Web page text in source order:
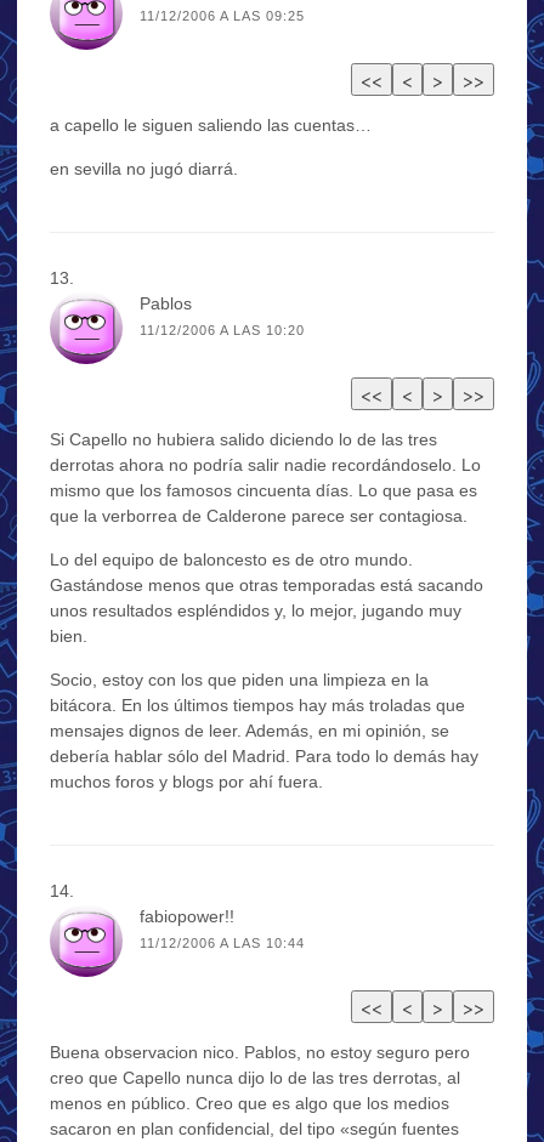
11/12/2006 A LAS 09:25
a capello le siguen saliendo las cuentas…
en sevilla no jugó diarrá.
Pablos
11/12/2006 A LAS 10:20
Si Capello no hubiera salido diciendo lo de las tres
derrotas ahora no podría salir nadie recordándoselo. Lo
mismo que los famosos cincuenta días. Lo que pasa es
que la verborrea de Calderone parece ser contagiosa.
Lo del equipo de baloncesto es de otro mundo.
Gastándose menos que otras temporadas está sacando
unos resultados espléndidos y, lo mejor, jugando muy
bien.
Socio, estoy con los que piden una limpieza en la
bitácora. En los últimos tiempos hay más troladas que
mensajes dignos de leer. Además, en mi opinión, se
debería hablar sólo del Madrid. Para todo lo demás hay
muchos foros y blogs por ahí fuera.
fabiopower!!
11/12/2006 A LAS 10:44
Buena observacion nico. Pablos, no estoy seguro pero
creo que Capello nunca dijo lo de las tres derrotas, al
menos en público. Creo que es algo que los medios
sacaron en plan confidencial, del tipo «según fuentes